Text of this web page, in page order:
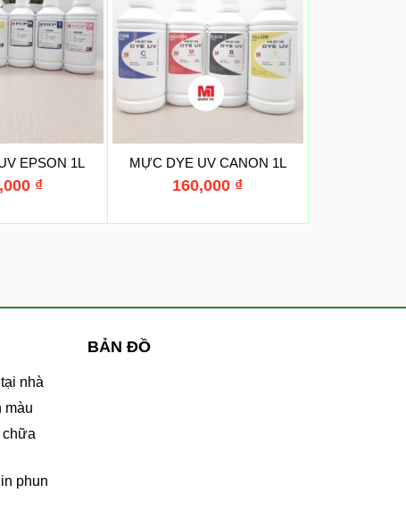
EPSON 1L
₫
MỰC DYE UV CANON 1L
160,000 ₫
nhà
màu
chữa
phun
BẢN ĐỒ